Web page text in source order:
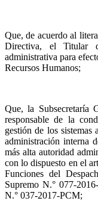
Que, de acuerdo al
Directiva, el Titular
administrativa para
Recursos Humanos;
Que, la Subsecretaría
responsable de la
gestión de los sistemas
administración interna
más alta autoridad
con lo dispuesto en el
Funciones del
Supremo N.° 077-
N.° 037-2017-PCM;